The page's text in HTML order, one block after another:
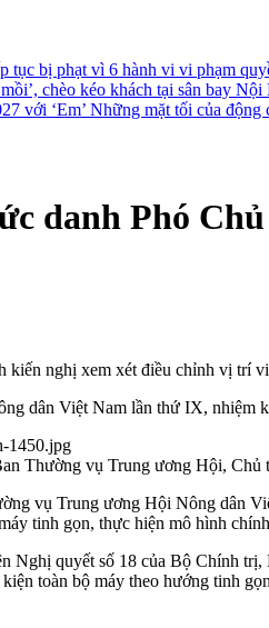
tục bị phạt vì 6 hành vi vi phạm
chèo kéo khách tại sân bay Nội
với ‘Em’ Những mặt tối của động
danh Phó
nghị xem xét điều chỉnh vị trí
dân Việt Nam lần thứ IX, nhiệm
Thường vụ Trung ương Hội,
vụ Trung ương Hội Nông dân
tinh gọn, thực hiện mô hình
Nghị quyết số 18 của Bộ Chính
toàn bộ máy theo hướng tinh